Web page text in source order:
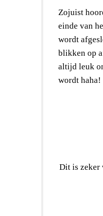
Zojuist
einde van
wordt
blikken op
altijd leuk
wordt haha!
Dit is zeker